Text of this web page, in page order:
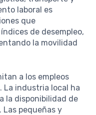
laboral es
que
de desempleo,
la movilidad
a los empleos
La industria local ha
la disponibilidad de
Las pequeñas y